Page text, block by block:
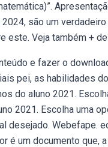
são um
este. Veja também +
e fazer o
pei, as habilidades
do aluno 2021.
2021. Escolha uma
desejado. Webefape.
é um documento que,